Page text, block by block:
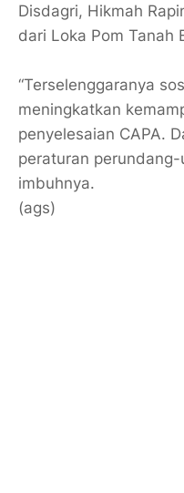
Disdagri, Hikmah
dari Loka Pom Tanah
“Terselenggaranya
meningkatkan
penyelesaian CAPA.
peraturan
imbuhnya.
(ags)